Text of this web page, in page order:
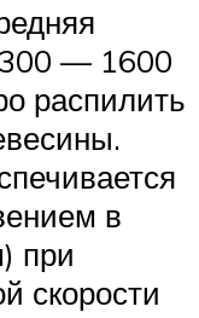
— 1600
распилить
в
при
скорости